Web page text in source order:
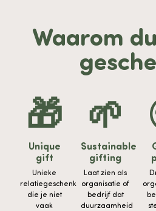
Waarom
🎁
Unique
gift
Unieke
relatiegeschenk
die je niet
vaak
🌱
Sustainable
gifting
Laat zien als
organisatie of
bedrijf dat
duurzaamheid